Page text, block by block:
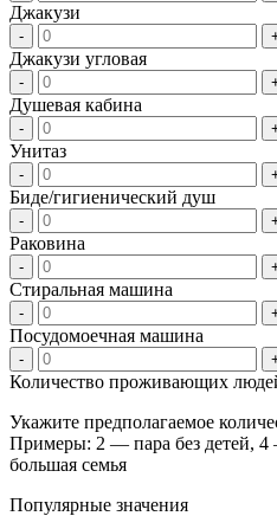
Джакузи
-
Джакузи угловая
-
Душевая кабина
-
Унитаз
-
Биде/гигиенический душ
-
Раковина
-
Стиральная машина
-
Посудомоечная машина
-
Количество проживающих
Укажите предполагаемое
Примеры: 2 — пара без детей,
большая семья
Популярные значения